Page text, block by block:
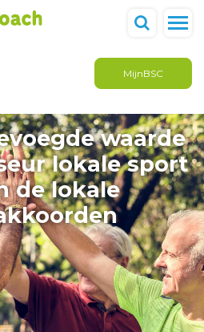
MijnBSC
waarde
lokale sport
de lokale